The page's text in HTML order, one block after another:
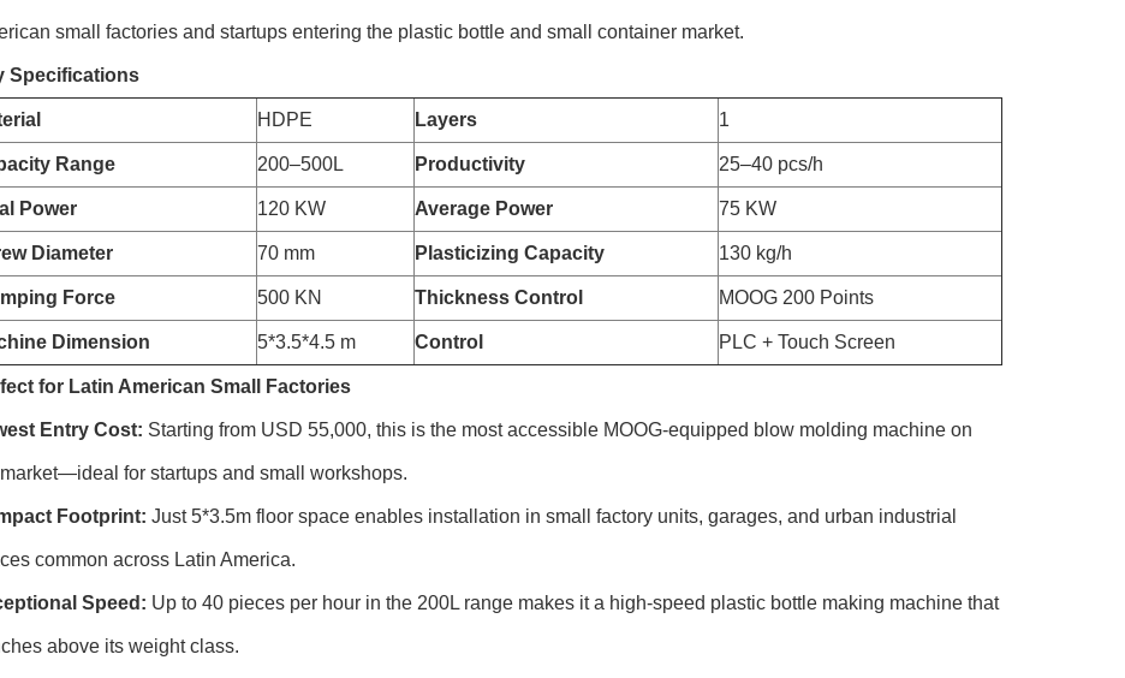
small factories and startups entering the plastic bottle and small container market.
Specifications
HDPE Layers 1
Range 200–500L Productivity 25–40 pcs/h
Power 120 KW Average Power 75 KW
Diameter 70 mm Plasticizing Capacity 130 kg/h
Force 500 KN Thickness Control MOOG 200 Points
Dimension 5*3.5*4.5 m Control PLC + Touch Screen
for Latin American Small Factories
Entry Cost: Starting from USD 55,000, this is the most accessible MOOG-equipped blow molding machine on
for startups and small workshops.
Footprint: Just 5*3.5m floor space enables installation in small factory units, garages, and urban industrial
common across Latin America.
Speed: Up to 40 pieces per hour in the 200L range makes it a high-speed plastic bottle making machine that
above its weight class.